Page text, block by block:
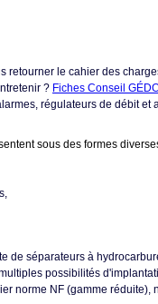
retourner le cahier des
? Fiches Conseil
régulateurs de débit et
sous des formes
de séparateurs à
possibilités
norme NF (gamme